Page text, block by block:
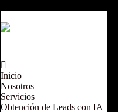
Inicio
Nosotros
Servicios
Obtención de Leads con IA